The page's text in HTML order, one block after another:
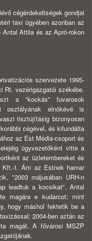
cégérdekeltségek gondjai
taxi ügyében azonban az
Attila és az Apró-rokon
szervezete 1995-
Rt. vezérigazgatói székébe.
a "kockás" fuvarosok
elnökévé is
tisztújításig bizonyosan
cégével, és kifundálta
az Est Média-csoport és
ügyvezetőként vitte a
az üzletembereket és
t. Ám az Estnek hamar
"2003 májusában URH-n
leadtuk a kocsikat". Antal
magára e kudarcot; mint
hogy máshol fektetik be a
2004-ben aztán az
magát. A fővárosi MSZP